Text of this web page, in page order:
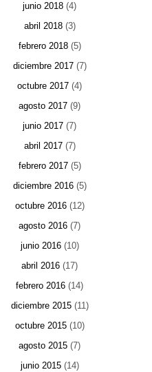
junio 2018 (4)
abril 2018(3)
febrero 2018(5)
diciembre 2017(7)
octubre 2017 (4)
agosto 2017 (9)
junio 2017 (7)
abril 2017(7)
febrero 2017(5)
diciembre 2016(5)
octubre 2016(12)
agosto 2016 (7)
junio 2016(10)
abril 2016 (17)
febrero 2016 (14)
diciembre 2015(11)
octubre 2015(10)
agosto 2015 (7)
junio 2015(14)